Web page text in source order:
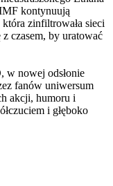
kontynuują
zinfiltrowała sieci
czasem, by uratować
nowej odsłonie
fanów uniwersum
akcji, humoru i
i głęboko